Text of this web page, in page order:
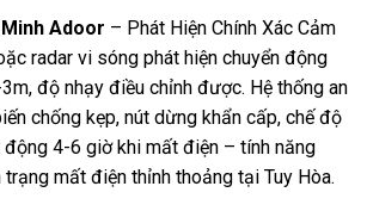
Adoor – Phát Hiện Chính Xác Cảm
radar vi sóng phát hiện chuyển động
độ nhạy điều chỉnh được. Hệ thống an
chống kẹp, nút dừng khẩn cấp, chế độ
4-6 giờ khi mất điện – tính năng
mất điện thỉnh thoảng tại Tuy Hòa.